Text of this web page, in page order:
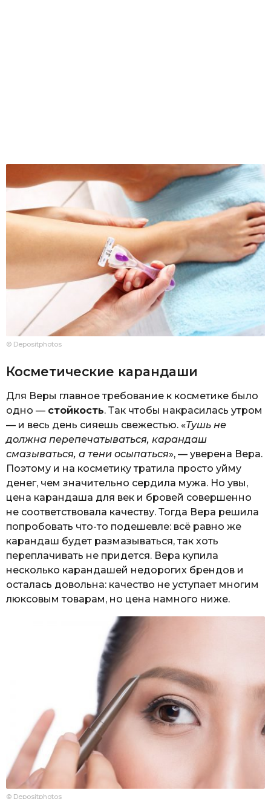
© Depositphotos
Косметические карандаши
Для Веры главное требование к косметике было
одно — стойкость. Так чтобы накрасилась утром
— и весь день сияешь свежестью. «Тушь не
должна перепечатываться, карандаш
смазываться, а тени осыпаться», — уверена Вера.
Поэтому и на косметику тратила просто уйму
денег, чем значительно сердила мужа. Но увы,
цена карандаша для век и бровей совершенно
не соответствовала качеству. Тогда Вера решила
попробовать что-то подешевле: всё равно же
карандаш будет размазываться, так хоть
переплачивать не придется. Вера купила
несколько карандашей недорогих брендов и
осталась довольна: качество не уступает многим
люксовым товарам, но цена намного ниже.
© Depositphotos